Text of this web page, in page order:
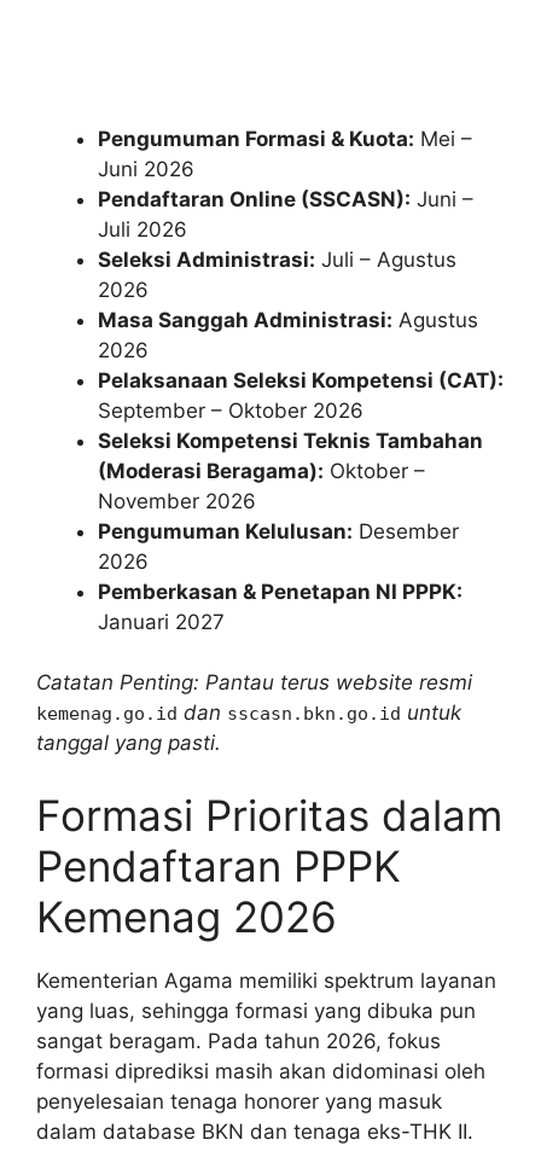
Pengumuman Formasi & Kuota: Mei –
Juni 2026
Pendaftaran Online (SSCASN): Juni –
Juli 2026
Seleksi Administrasi: Juli – Agustus
2026
Masa Sanggah Administrasi: Agustus
2026
Pelaksanaan Seleksi Kompetensi (CAT):
September – Oktober 2026
Seleksi Kompetensi Teknis Tambahan
(Moderasi Beragama): Oktober –
November 2026
Pengumuman Kelulusan: Desember
2026
Pemberkasan & Penetapan NI PPPK:
Januari 2027
Catatan Penting: Pantau terus website resmi
kemenag.go.id dan sscasn.bkn.go.id untuk
tanggal yang pasti.
Formasi Prioritas dalam
Pendaftaran PPPK
Kemenag 2026
Kementerian Agama memiliki spektrum layanan
yang luas, sehingga formasi yang dibuka pun
sangat beragam. Pada tahun 2026, fokus
formasi diprediksi masih akan didominasi oleh
penyelesaian tenaga honorer yang masuk
dalam database BKN dan tenaga eks-THK II.